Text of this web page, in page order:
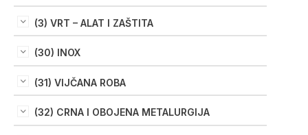
(3) VRT – ALAT I ZAŠTITA
(30) INOX
(31) VIJČANA ROBA
(32) CRNA I OBOJENA METALURGIJA